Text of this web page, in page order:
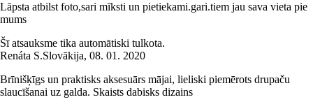
Lāpsta atbilst foto,sari mīksti un pietiekami.gari.tiem jau sava vieta pie
mums
Šī atsauksme tika automātiski tulkota.
Renáta S.Slovākija, 08. 01. 2020
Brīnišķīgs un praktisks aksesuārs mājai, lieliski piemērots drupaču
slaucīšanai uz galda. Skaists dabisks dizains